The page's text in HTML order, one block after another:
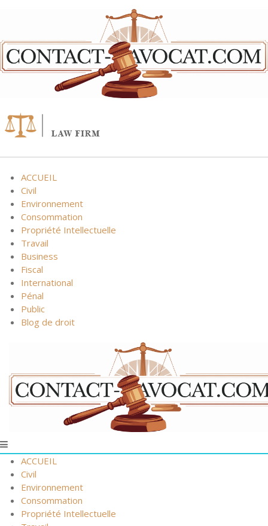
ACCUEIL
Civil
Environnement
Consommation
Propriété Intellectuelle
Travail
Business
Fiscal
International
Pénal
Public
Blog de droit
ACCUEIL
Civil
Environnement
Consommation
Propriété Intellectuelle